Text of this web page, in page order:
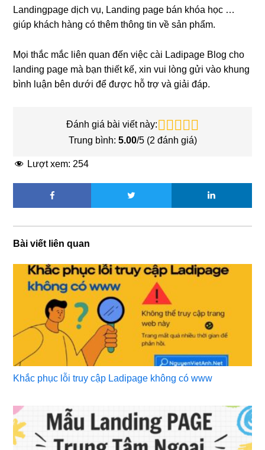
Landingpage dịch vụ, Landing page bán khóa học …
giúp khách hàng có thêm thông tin về sản phẩm.
Mọi thắc mắc liên quan đến việc cài Ladipage Blog cho
landing page mà bạn thiết kế, xin vui lòng gửi vào khung
bình luận bên dưới để được hỗ trợ và giải đáp.
Đánh giá bài viết này:
Trung bình: 5.00/5 (2 đánh giá)
Lượt xem: 254
Bài viết liên quan
Khắc phục lỗi truy cập Ladipage không có www